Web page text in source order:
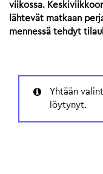
viikossa.
lähtevät matkaan
mennessä tehdyt
Yhtään
löytynyt.